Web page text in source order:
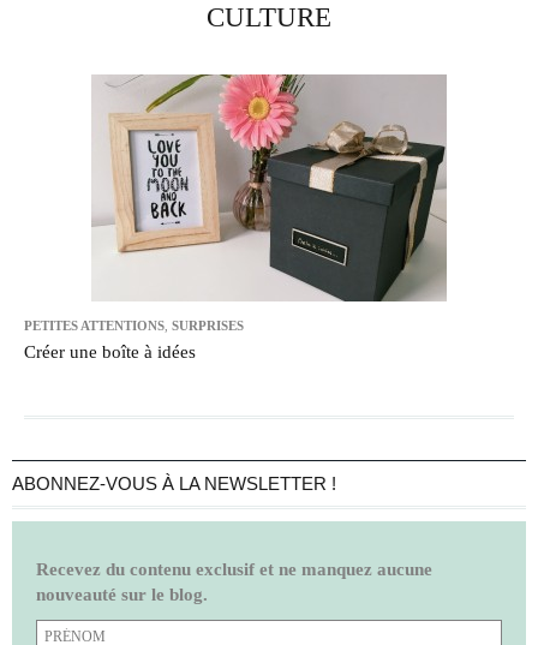
CULTURE
PETITES ATTENTIONS SURPRISES
Créer une boîte à idées
ABONNEZ-VOUS À LA NEWSLETTER !
Recevez du contenu exclusif et ne manquez aucune
nouveauté sur le blog.